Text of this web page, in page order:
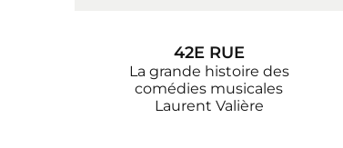
42E RUE
La grande histoire des
comédies musicales
Laurent Valière